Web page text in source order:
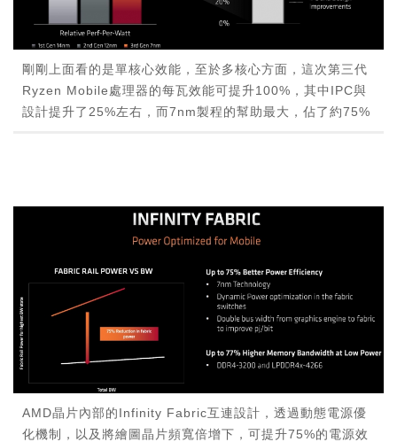
剛剛上面看的是單核心效能，至於多核心方面，這次第三代
Ryzen Mobile處理器的每瓦效能可提升100%，其中IPC與
設計提升了25%左右，而7nm製程的幫助最大，佔了約75%
AMD晶片內部的Infinity Fabric互連設計，透過動態電源優
化機制，以及將繪圖晶片頻寬倍增下，可提升75%的電源效